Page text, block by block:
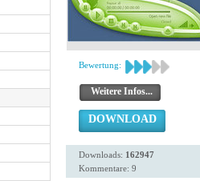
Bewertung:
Weitere Infos...
DOWNLOAD
Downloads: 162947
Kommentare: 9